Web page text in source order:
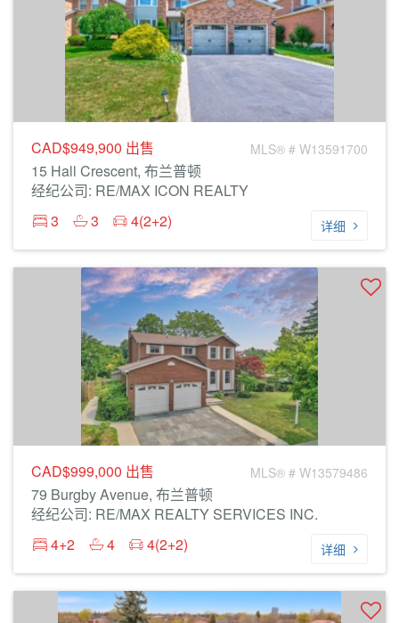
CAD$949,900 出售 MLS® # W13591700
15 Hall Crescent, 布兰普顿
经纪公司: RE/MAX ICON REALTY
3
3 4(2+2) 详细
CAD$999,000 出售 MLS® # W13579486
79 Burgby Avenue, 布兰普顿
经纪公司: RE/MAX REALTY SERVICES INC.
4+2
4 4(2+2) 详细